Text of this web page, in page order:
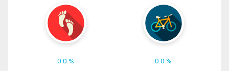
0.0 % 0.0 %